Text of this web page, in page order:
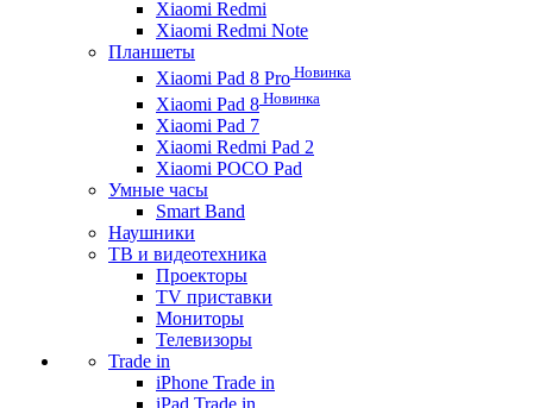
Xiaomi Redmi
Xiaomi Redmi Note
Планшеты
Xiaomi Pad 8 Pro Новинка
Xiaomi Pad 8 Новинка
Xiaomi Pad 7
Xiaomi Redmi Pad 2
Xiaomi POCO Pad
Умные часы
Smart Band
Наушники
ТВ и видеотехника
Проекторы
TV приставки
Мониторы
Телевизоры
Trade in
iPhone Trade in